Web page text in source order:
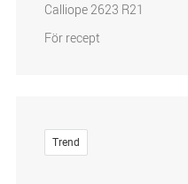
Calliope 2623 R21
För recept
Trend